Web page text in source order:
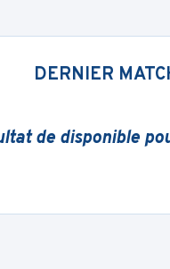
DERNIER
de disponible